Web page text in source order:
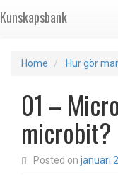
Kunskapsbank
Home Hur gör
01 –
microbit?
Posted on januari